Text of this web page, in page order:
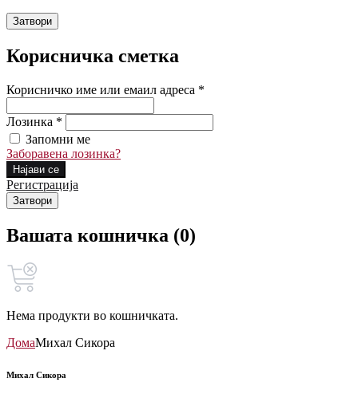
Затвори
Корисничка сметка
Корисничко име или емаил адреса *
Лозинка *
Запомни ме
Заборавена лозинка?
Најави се
Регистрација
Затвори
Вашата кошничка (0)
Нема продукти во кошничката.
ДомаМихал Сикора
Михал Сикора